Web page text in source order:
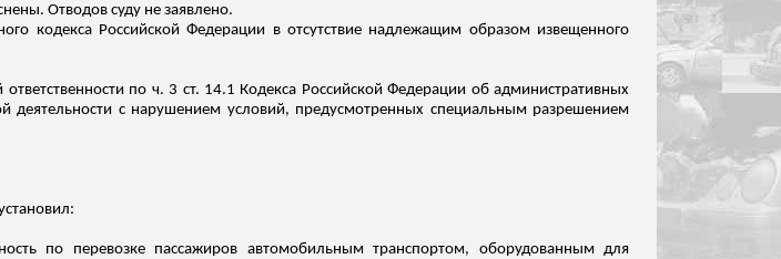
Отводов суду не заявлено.
кодекса Российской Федерации в отсутствие надлежащим образом извещенного
по ч. 3 ст. 14.1 Кодекса Российской Федерации об административных
с нарушением условий, предусмотренных специальным разрешением
по перевозке пассажиров автомобильным транспортом, оборудованным для